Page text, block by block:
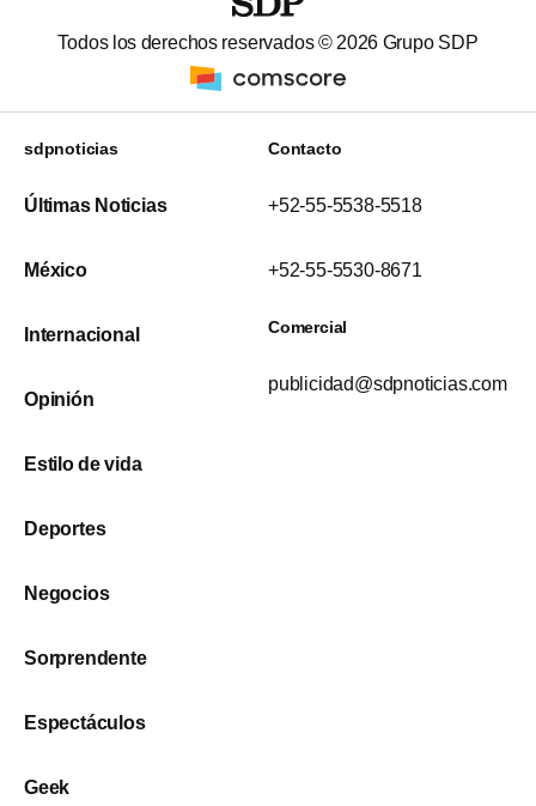
Todos los derechos reservados © 2026 Grupo SDP
sdpnoticias
Últimas Noticias
México
Internacional
Opinión
Estilo de vida
Deportes
Negocios
Sorprendente
Espectáculos
Geek
Contacto
+52-55-5538-5518
+52-55-5530-8671
Comercial
publicidad@sdpnoticias.com